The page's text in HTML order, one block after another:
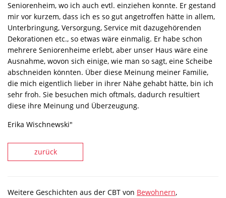
Seniorenheim, wo ich auch evtl. einziehen konnte. Er gestand
mir vor kurzem, dass ich es so gut angetroffen hätte in allem,
Unterbringung, Versorgung, Service mit dazugehörenden
Dekorationen etc., so etwas wäre einmalig. Er habe schon
mehrere Seniorenheime erlebt, aber unser Haus wäre eine
Ausnahme, wovon sich einige, wie man so sagt, eine Scheibe
abschneiden könnten. Über diese Meinung meiner Familie,
die mich eigentlich lieber in ihrer Nähe gehabt hätte, bin ich
sehr froh. Sie besuchen mich oftmals, dadurch resultiert
diese ihre Meinung und Überzeugung.
Erika Wischnewski"
zurück
Weitere Geschichten aus der CBT von Bewohnern,